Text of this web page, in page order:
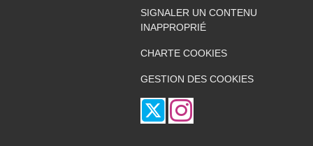
SIGNALER UN CONTENU
INAPPROPRIÉ
CHARTE COOKIES
GESTION DES COOKIES